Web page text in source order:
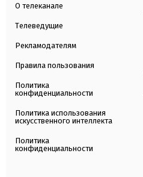
О телеканале
Телеведущие
Рекламодателям
Правила пользования
Политика
конфиденциальности
Политика использования
искусственного интеллекта
Политика
конфиденциальности